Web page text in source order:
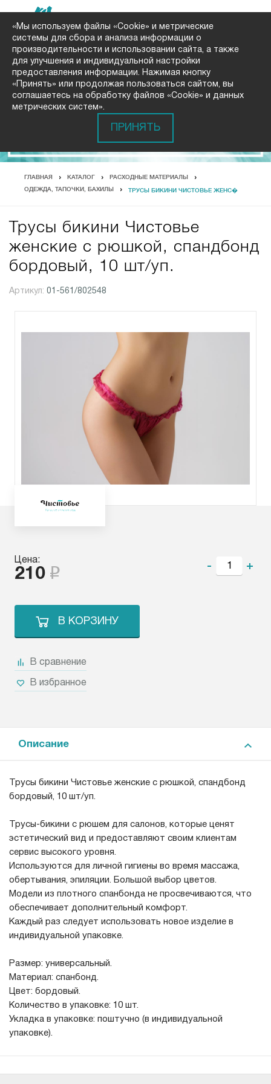
ГЛАВНАЯ КАТАЛОГ РАСХОДНЫЕ МАТЕРИАЛЫ
ОДЕЖДА, ТАПОЧКИ, БАХИЛЫ ТРУСЫ БИКИНИ ЧИСТОВЬЕ ЖЕНС�
Трусы бикини Чистовье
женские с рюшкой, спандбонд
бордовый, 10 шт/уп.
Артикул: 01-561/802548
Цена:
210
- +
В КОРЗИНУ
В сравнение
В избранное
Описание
Трусы бикини Чистовье женские с рюшкой, спандбонд
бордовый, 10 шт/уп.
Трусы-бикини с рюшем для салонов, которые ценят
эстетический вид и предоставляют своим клиентам
сервис высокого уровня.
Используются для личной гигиены во время массажа,
обертывания, эпиляции. Большой выбор цветов.
Модели из плотного спанбонда не просвечиваются, что
обеспечивает дополнительный комфорт.
Каждый раз следует использовать новое изделие в
индивидуальной упаковке.
Размер: универсальный.
Материал: спанбонд.
Цвет: бордовый.
Количество в упаковке: 10 шт.
Укладка в упаковке: поштучно (в индивидуальной
упаковке).
«Мы используем файлы «Cookie» и метрические
системы для сбора и анализа информации о
производительности и использовании сайта, а также
для улучшения и индивидуальной настройки
предоставления информации. Нажимая кнопку
«Принять» или продолжая пользоваться сайтом, вы
соглашаетесь на обработку файлов «Cookie» и данных
метрических систем».
ПРИНЯТЬ